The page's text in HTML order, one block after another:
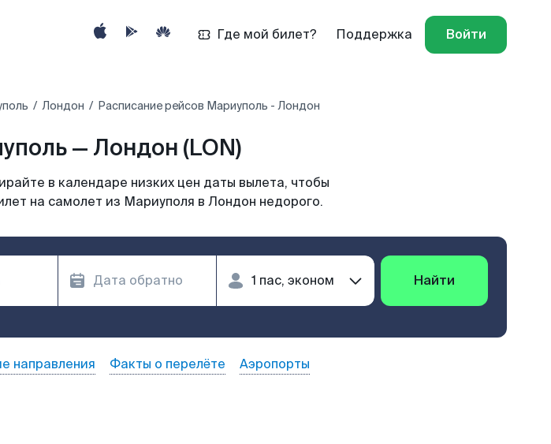
Где мой билет? Поддержка Войти
Лондон Расписание рейсов Мариуполь - Лондон
— Лондон (LON)
в календаре низких цен даты вылета, чтобы
на самолет из Мариуполя в Лондон недорого.
Найти
направления Факты о перелёте Аэропорты